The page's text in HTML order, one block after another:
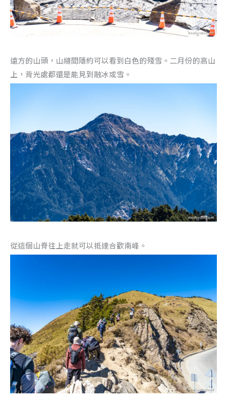
遠方的山頭，山縫間隱約可以看到白色的殘雪。二月份的高山
上，背光處都還是能見到融冰或雪。
從這個山脊往上走就可以抵達合歡南峰。